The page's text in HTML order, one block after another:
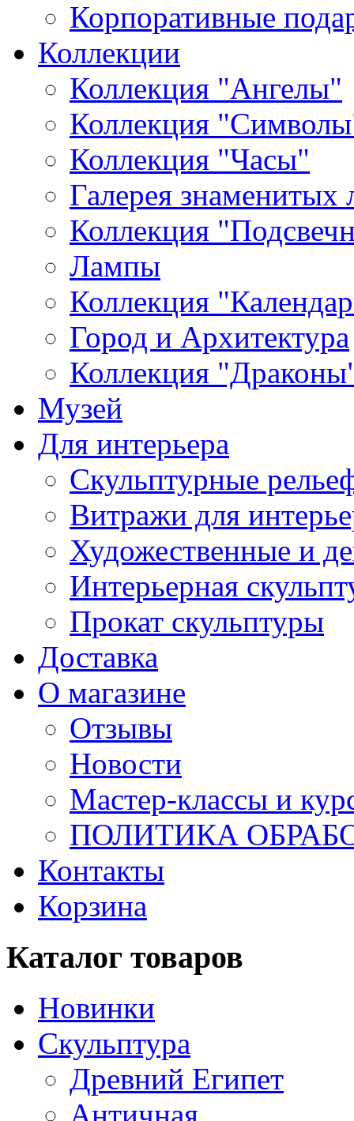
Корпоративные
Коллекции
Коллекция "Ангелы"
Коллекция
Коллекция "Часы"
Галерея знаменитых
Коллекция
Лампы
Коллекция
Город и Архитектура
Коллекция
Музей
Для интерьера
Скульптурные
Витражи для
Художественные и
Интерьерная
Прокат скульптуры
Доставка
О магазине
Отзывы
Новости
Мастер-классы и
ПОЛИТИКА
Контакты
Корзина
Каталог товаров
Новинки
Скульптура
Древний Египет